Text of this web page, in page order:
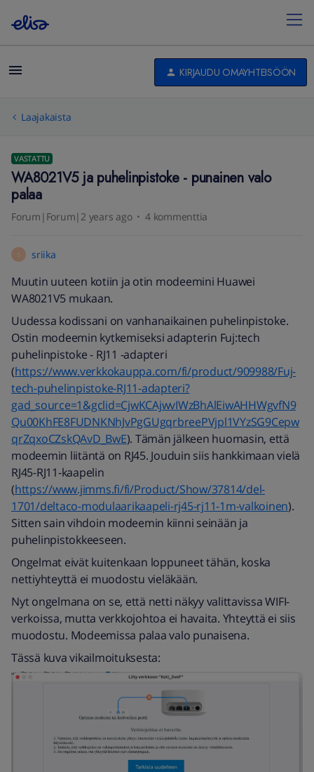
KIRJAUDU OMAYHTEISÖÖN
Laajakaista
VASTATTU
WA8021V5 ja puhelinpistoke - punainen valo
palaa
Forum|Forum|2 years ago 4 kommenttia
S sriika
Muutin uuteen kotiin ja otin modeemini Huawei
WA8021V5 mukaan.
Uudessa kodissani on vanhanaikainen puhelinpistoke.
Ostin modeemin kytkemiseksi adapterin Fuj:tech
puhelinpistoke - RJ11 -adapteri
(https://www.verkkokauppa.com/fi/product/909988/Fuj-
tech-puhelinpistoke-RJ11-adapteri?
gad_source=1&gclid=CjwKCAjwvIWzBhAlEiwAHHWgvfN9
Qu00KhFE8FUDNKNhJvPgGUgqrbreePVjpl1VYzSG9Cepw
qrZqxoCZskQAvD_BwE). Tämän jälkeen huomasin, että
modeemin liitäntä on RJ45. Jouduin siis hankkimaan vielä
RJ45-RJ11-kaapelin
(https://www.jimms.fi/fi/Product/Show/37814/del-
1701/deltaco-modulaarikaapeli-rj45-rj11-1m-valkoinen).
Sitten sain vihdoin modeemin kiinni seinään ja
puhelinpistokkeeseen.
Ongelmat eivät kuitenkaan loppuneet tähän, koska
nettiyhteyttä ei muodostu vieläkään.
Nyt ongelmana on se, että netti näkyy valittavissa WIFI-
verkoissa, mutta verkkojohtoa ei havaita. Yhteyttä ei siis
muodostu. Modeemissa palaa valo punaisena.
Tässä kuva vikailmoituksesta: